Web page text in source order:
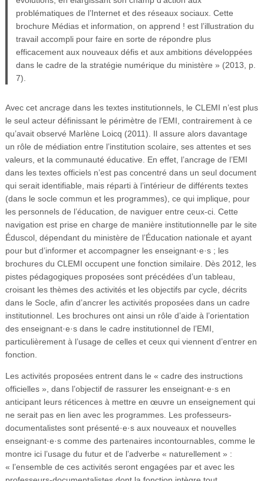
problématiques de l’Internet et des réseaux sociaux. Cette
brochure Médias et information, on apprend ! est l’illustration du
travail accompli pour faire en sorte de répondre plus
efficacement aux nouveaux défis et aux ambitions développées
dans le cadre de la stratégie numérique du ministère » (2013, p.
7).
Avec cet ancrage dans les textes institutionnels, le CLEMI n’est plus
le seul acteur définissant le périmètre de l’EMI, contrairement à ce
qu’avait observé Marlène Loicq (2011). Il assure alors davantage
un rôle de médiation entre l’institution scolaire, ses attentes et ses
valeurs, et la communauté éducative. En effet, l’ancrage de l’EMI
dans les textes officiels n’est pas concentré dans un seul document
qui serait identifiable, mais réparti à l’intérieur de différents textes
(dans le socle commun et les programmes), ce qui implique, pour
les personnels de l’éducation, de naviguer entre ceux-ci. Cette
navigation est prise en charge de manière institutionnelle par le site
Éduscol, dépendant du ministère de l’Éducation nationale et ayant
pour but d’informer et accompagner les enseignant·e·s ; les
brochures du CLEMI occupent une fonction similaire. Dès 2012, les
pistes pédagogiques proposées sont précédées d’un tableau,
croisant les thèmes des activités et les objectifs par cycle, décrits
dans le Socle, afin d’ancrer les activités proposées dans un cadre
institutionnel. Les brochures ont ainsi un rôle d’aide à l’orientation
des enseignant·e·s dans le cadre institutionnel de l’EMI,
particulièrement à l’usage de celles et ceux qui viennent d’entrer en
fonction.
Les activités proposées entrent dans le « cadre des instructions
officielles », dans l’objectif de rassurer les enseignant·e·s en
anticipant leurs réticences à mettre en œuvre un enseignement qui
ne serait pas en lien avec les programmes. Les professeurs-
documentalistes sont présenté·e·s aux nouveaux et nouvelles
enseignant·e·s comme des partenaires incontournables, comme le
montre ici l’usage du futur et de l’adverbe « naturellement » :
« l’ensemble de ces activités seront engagées par et avec les